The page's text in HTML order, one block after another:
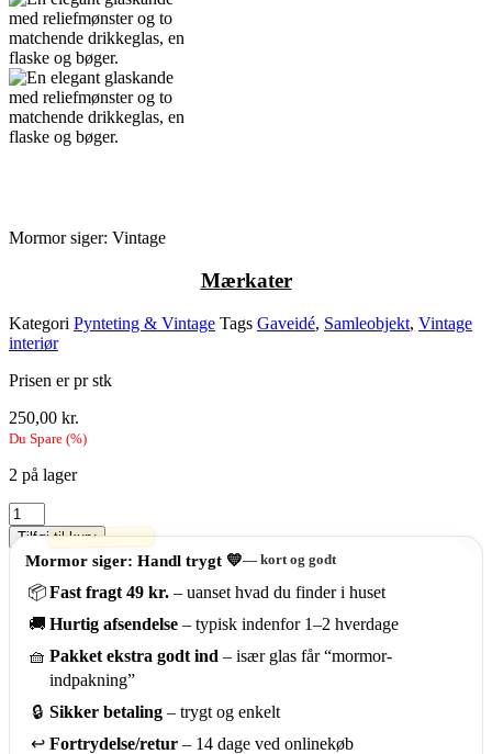
Mormor siger: Vintage
Mærkater
Kategori Pynteting & Vintage Tags Gaveidé, Samleobjekt, Vintage
interiør
Prisen er pr stk
250,00 kr.
Du Spare (%)
2 på lager
Vintage
golfkøller
–
spillet
med
antal
Tilføj til kurv
Mormor siger: Handl trygt 💛— kort og godt
📦Fast fragt 49 kr. – uanset hvad du finder i huset
🚚 Hurtig afsendelse – typisk indenfor 1–2 hverdage
🧺 Pakket ekstra godt ind – især glas får “mormor-
indpakning”
🔒 Sikker betaling – trygt og enkelt
↩️ Fortrydelse/retur – 14 dage ved onlinekøb